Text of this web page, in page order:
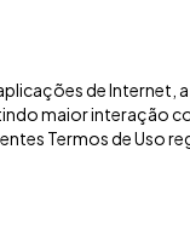
de Internet,
maior interação
Termos de Uso